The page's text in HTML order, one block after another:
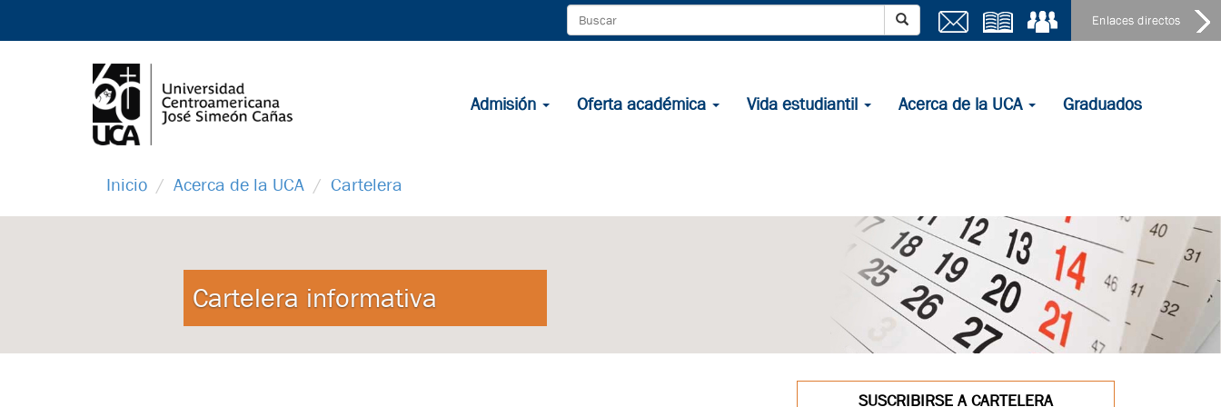
Admisión Oferta académica Vida estudiantil Acerca de la UCA Graduados
Inicio Acerca de la UCA Cartelera
Cartelera informativa
SUSCRIBIRSE A CARTELERA